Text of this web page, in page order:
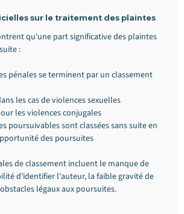
sur le traitement des plaintes
qu'une part significative des plaintes
:
pénales se terminent par un classement
les cas de violences sexuelles
les violences conjugales
poursuivables sont classées sans suite en
des poursuites
de classement incluent le manque de
d'identifier l'auteur, la faible gravité de
légaux aux poursuites.